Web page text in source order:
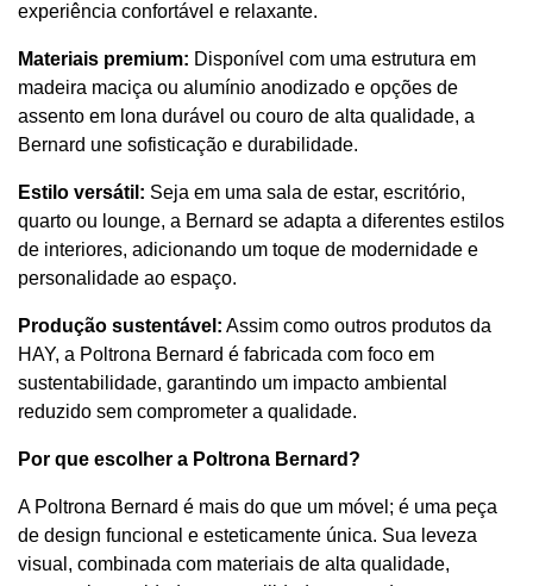
experiência confortável e relaxante.
Materiais premium: Disponível com uma estrutura em
madeira maciça ou alumínio anodizado e opções de
assento em lona durável ou couro de alta qualidade, a
Bernard une sofisticação e durabilidade.
Estilo versátil: Seja em uma sala de estar, escritório,
quarto ou lounge, a Bernard se adapta a diferentes estilos
de interiores, adicionando um toque de modernidade e
personalidade ao espaço.
Produção sustentável: Assim como outros produtos da
HAY, a Poltrona Bernard é fabricada com foco em
sustentabilidade, garantindo um impacto ambiental
reduzido sem comprometer a qualidade.
Por que escolher a Poltrona Bernard?
A Poltrona Bernard é mais do que um móvel; é uma peça
de design funcional e esteticamente única. Sua leveza
visual, combinada com materiais de alta qualidade,